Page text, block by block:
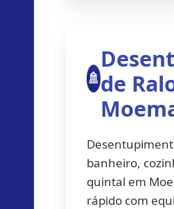
🚿de
banheiro,
quintal em
rápido com